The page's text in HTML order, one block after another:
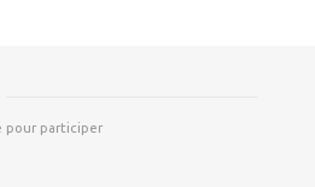
pour participer